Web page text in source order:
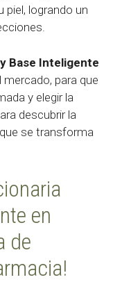
logrando un
Base Inteligente
para que
y elegir la
descubrir la
se transforma
en
de